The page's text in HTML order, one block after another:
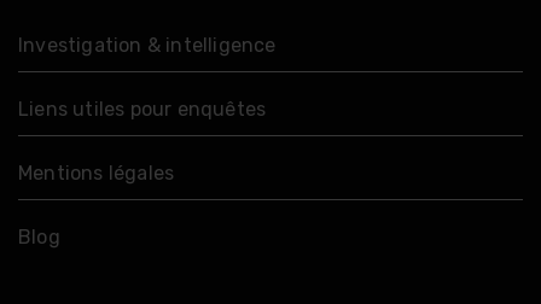
Investigation & intelligence
Liens utiles pour enquêtes
Mentions légales
Blog